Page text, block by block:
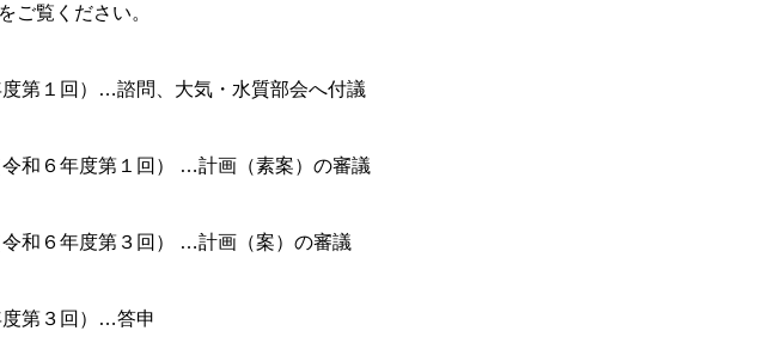
ご覧ください。
第１回）…諮問、大気・水質部会へ付議
和６年度第１回） …計画（素案）の審議
和６年度第３回） …計画（案）の審議
第３回）…答申